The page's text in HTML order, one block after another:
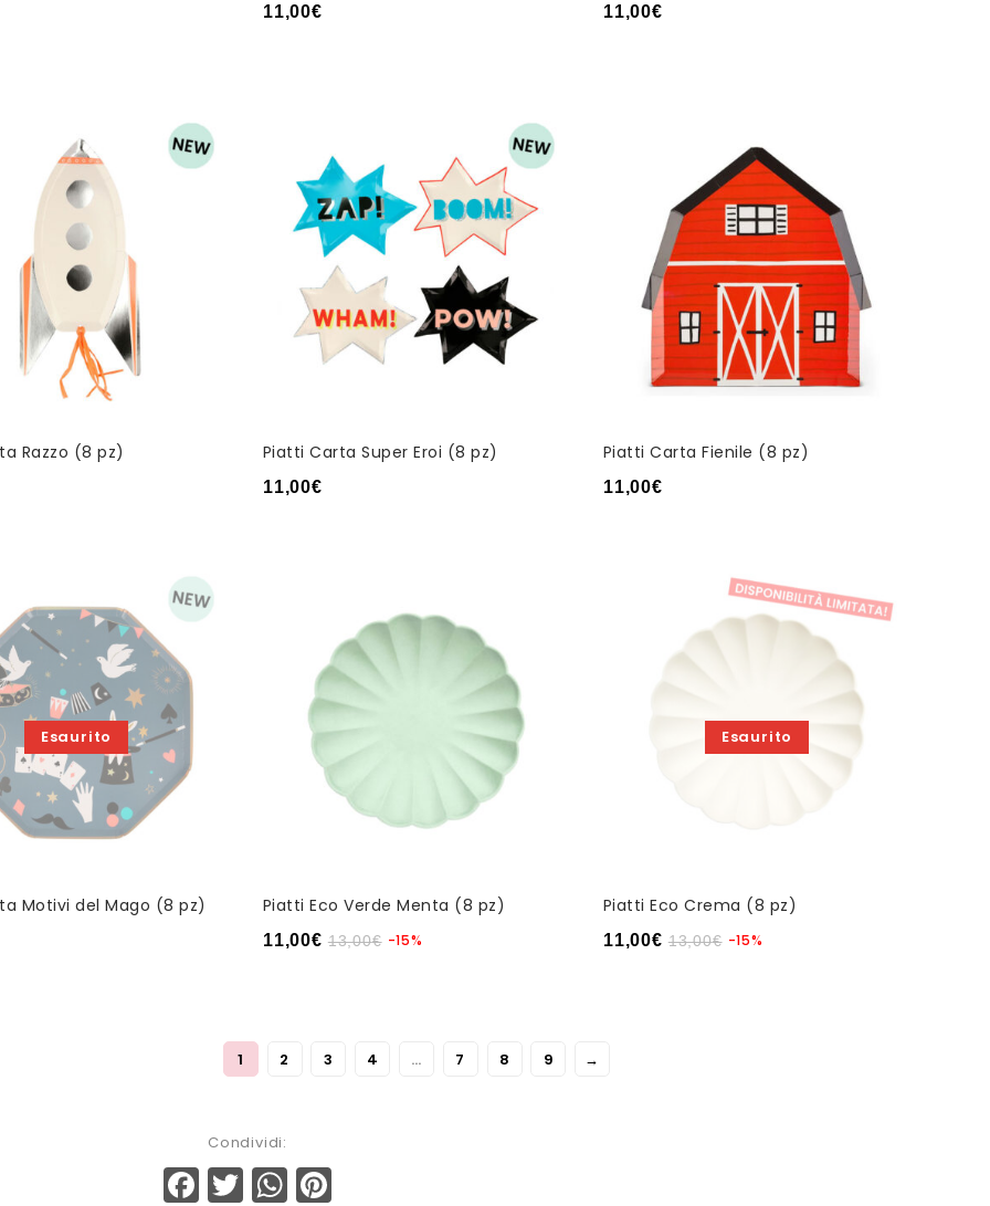
11,00€ 11,00€
Razzo (8 pz) Piatti Carta Super Eroi (8 pz)
11,00€
Piatti Carta Fienile (8 pz)
11,00€
Esaurito
Motivi del Mago (8 pz) Piatti Eco Verde Menta (8 pz)
13,00€
11,00€ -15%
Esaurito
Piatti Eco Crema (8 pz)
13,00€
11,00€ -15%
1 2 3 4 … 7 8 9 →
Condividi:
Facebook
TwitterWhatsApp